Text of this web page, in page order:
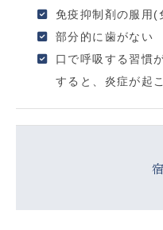
免疫抑制剤の服用(
部分的に歯がない
口で呼吸する習慣
すると、炎症が起